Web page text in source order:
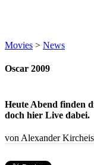
Movies > News
Oscar 2009
Heute Abend finden
doch hier Live dabei.
von Alexander